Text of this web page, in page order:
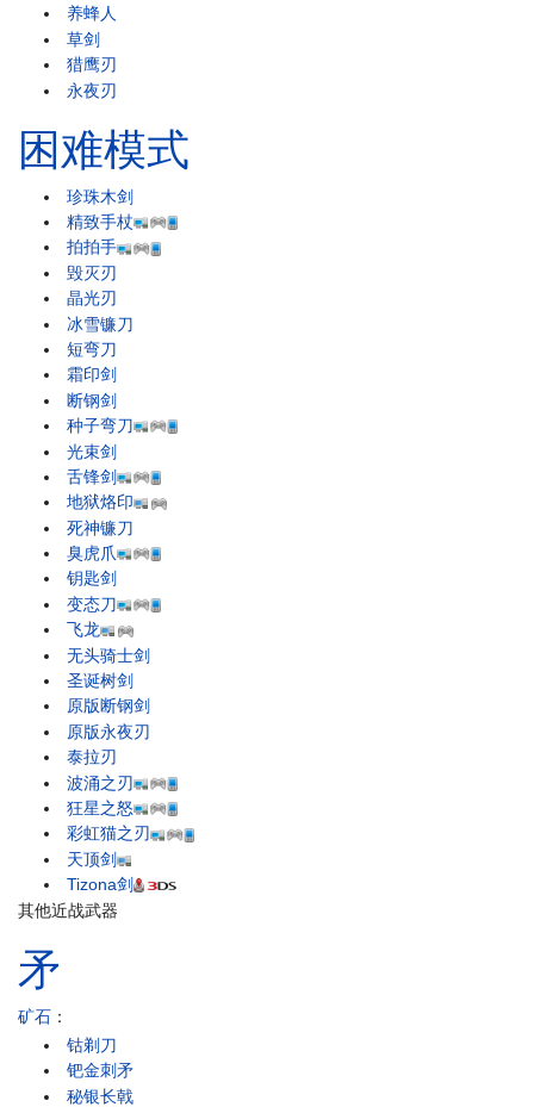
养蜂人
草剑
猎鹰刃
永夜刃
困难模式
珍珠木剑
精致手杖
拍拍手
毁灭刃
晶光刃
冰雪镰刀
短弯刀
霜印剑
断钢剑
种子弯刀
光束剑
舌锋剑
地狱烙印
死神镰刀
臭虎爪
钥匙剑
变态刀
飞龙
无头骑士剑
圣诞树剑
原版断钢剑
原版永夜刃
泰拉刃
波涌之刃
狂星之怒
彩虹猫之刃
天顶剑
Tizona剑
其他近战武器
矛
矿石 ：
钴剃刀
钯金刺矛
秘银长戟